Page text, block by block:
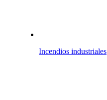
Incendios industriales